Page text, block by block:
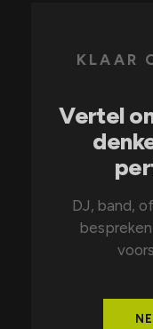
KLAAR
Vertel
DJ, band,